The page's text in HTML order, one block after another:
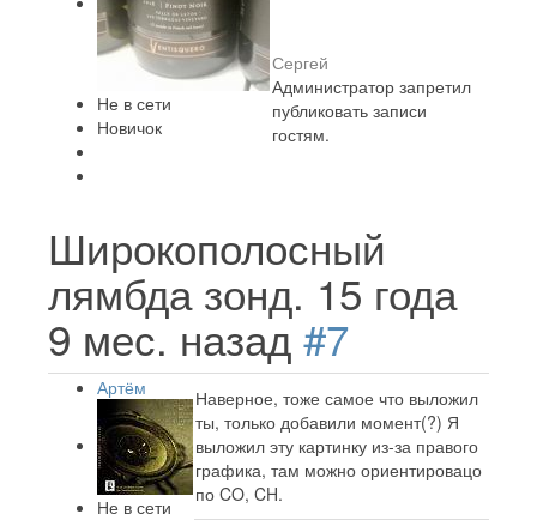
Не в сети
Новичок
Сергей
Администратор запретил
публиковать записи
гостям.
Широкополосный
лямбда зонд. 15 года
9 мес. назад#7
Артём
Не в сети
Наверное, тоже самое что выложил
ты, только добавили момент(?) Я
выложил эту картинку из-за правого
графика, там можно ориентировацо
по CO, CH.